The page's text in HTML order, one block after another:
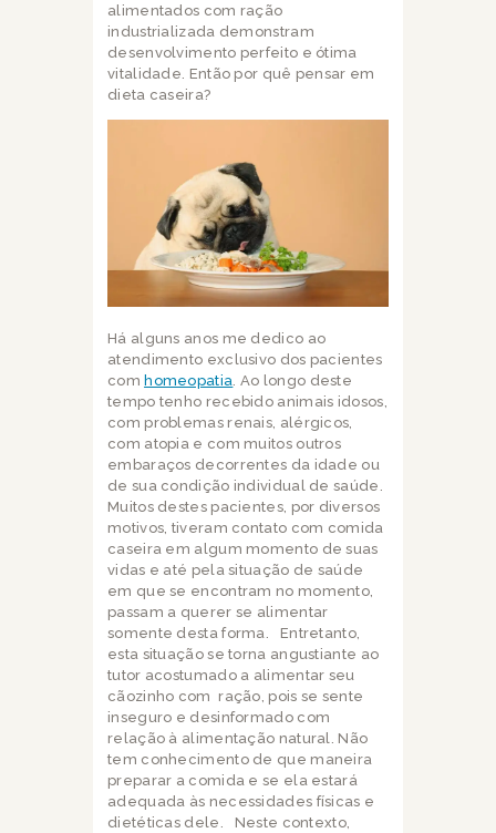
alimentados com ração
industrializada demonstram
desenvolvimento perfeito e ótima
vitalidade. Então por quê pensar em
dieta caseira?
Há alguns anos me dedico ao
atendimento exclusivo dos pacientes
com homeopatia. Ao longo deste
tempo tenho recebido animais idosos,
com problemas renais, alérgicos,
com atopia e com muitos outros
embaraços decorrentes da idade ou
de sua condição individual de saúde.
Muitos destes pacientes, por diversos
motivos, tiveram contato com comida
caseira em algum momento de suas
vidas e até pela situação de saúde
em que se encontram no momento,
passam a querer se alimentar
somente desta forma. Entretanto,
esta situação se torna angustiante ao
tutor acostumado a alimentar seu
cãozinho com ração, pois se sente
inseguro e desinformado com
relação à alimentação natural. Não
tem conhecimento de que maneira
preparar a comida e se ela estará
adequada às necessidades físicas e
dietéticas dele. Neste contexto,